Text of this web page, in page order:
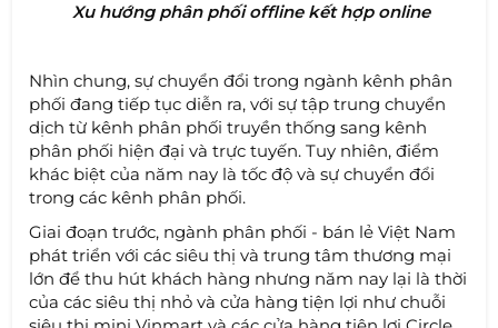
Xu hướng phân phối offline kết hợp online
Nhìn chung, sự chuyển đổi trong ngành kênh phân
phối đang tiếp tục diễn ra, với sự tập trung chuyển
dịch từ kênh phân phối truyền thống sang kênh
phân phối hiện đại và trực tuyến. Tuy nhiên, điểm
khác biệt của năm nay là tốc độ và sự chuyển đổi
trong các kênh phân phối.
Giai đoạn trước, ngành phân phối - bán lẻ Việt Nam
phát triển với các siêu thị và trung tâm thương mại
lớn để thu hút khách hàng nhưng năm nay lại là thời
của các siêu thị nhỏ và cửa hàng tiện lợi như chuỗi